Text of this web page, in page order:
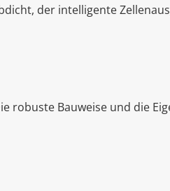
der intelligente
robuste Bauweise und die